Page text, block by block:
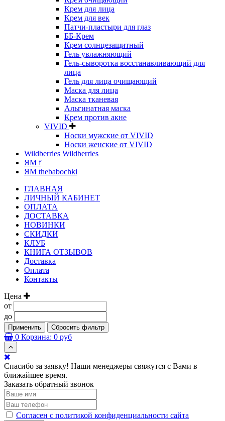
Крем для лица
Крем для век
Патчи-пластыри для глаз
ББ-Крем
Крем солнцезащитный
Гель увлажняющий
Гель-сыворотка восстанавливающий для
лица
Гель для лица очищающий
Маска для лица
Маска тканевая
Альгинатная маска
Крем против акне
VIVID
Носки мужские от VIVID
Носки женские от VIVID
Wildberries Wildberries
ЯМ f
ЯМ thebabochki
ГЛАВНАЯ
ЛИЧНЫЙ КАБИНЕТ
ОПЛАТА
ДОСТАВКА
НОВИНКИ
СКИДКИ
КЛУБ
КНИГА ОТЗЫВОВ
Доставка
Оплата
Контакты
Цена
от
до
Применить Сбросить фильтр
0 Корзина: 0 руб
Спасибо за заявку! Наши менеджеры свяжутся с Вами в
ближайшее время.
Заказать обратный звонок
Согласен с политикой конфиденциальности сайта